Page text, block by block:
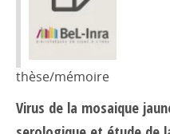
thèse/mémoire
Virus de la mosaique